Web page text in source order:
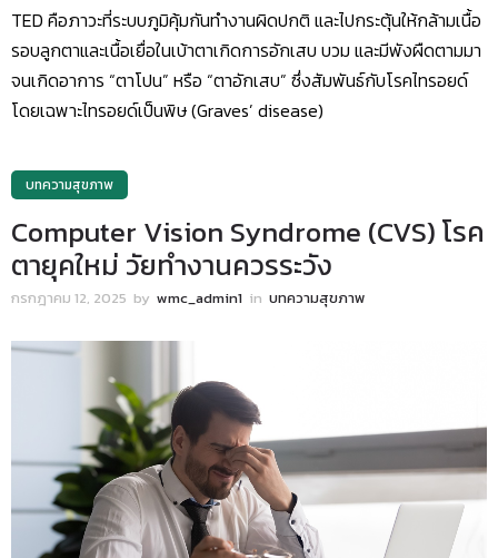
TED คือภาวะที่ระบบภูมิคุ้มกันทำงานผิดปกติ และไปกระตุ้นให้กล้ามเนื้อ
รอบลูกตาและเนื้อเยื่อในเบ้าตาเกิดการอักเสบ บวม และมีพังผืดตามมา
จนเกิดอาการ “ตาโปน” หรือ “ตาอักเสบ” ซึ่งสัมพันธ์กับโรคไทรอยด์
โดยเฉพาะไทรอยด์เป็นพิษ (Graves’ disease)
บทความสุขภาพ
Computer Vision Syndrome (CVS) โรค
ตายุคใหม่ วัยทำงานควรระวัง
กรกฎาคม 12, 2025 by wmc_admin1 in บทความสุขภาพ